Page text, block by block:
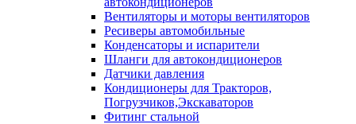
Вентиляторы и моторы вентиляторов
Ресиверы автомобильные
Конденсаторы и испарители
Шланги для автокондиционеров
Датчики давления
Кондиционеры для Тракторов,
Погрузчиков,Экскаваторов
Фитинг стальной